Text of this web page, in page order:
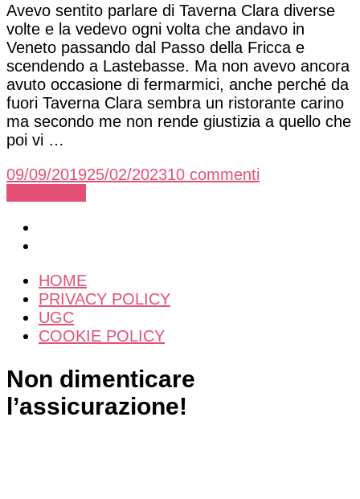
Avevo sentito parlare di Taverna Clara diverse
volte e la vedevo ogni volta che andavo in
Veneto passando dal Passo della Fricca e
scendendo a Lastebasse. Ma non avevo ancora
avuto occasione di fermarmici, anche perché da
fuori Taverna Clara sembra un ristorante carino
ma secondo me non rende giustizia a quello che
poi vi …
09/09/201925/02/202310 commenti
HOME
PRIVACY POLICY
UGC
COOKIE POLICY
Non dimenticare
l’assicurazione!